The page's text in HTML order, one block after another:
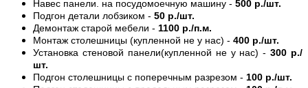
Навес панели. на посудомоечную машину - 500 р./шт.
Подгон детали лобзиком - 50 р./шт.
Демонтаж старой мебели - 1100 р./п.м.
Монтаж столешницы (купленной не у нас) - 400 р./шт.
Установка стеновой панели(купленной не у нас) -300 р./
шт.
Подгон столешницы с поперечным разрезом - 100 р./шт.